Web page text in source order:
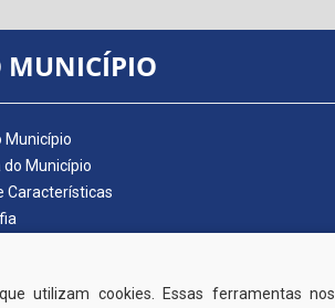
MUNICÍPIO
Município
do Município
Características
do Município
Município
utilizam cookies. Essas ferramentas nos